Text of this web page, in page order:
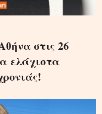
στις 26
ελάχιστα